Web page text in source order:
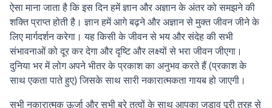
ऐसा माना जाता है कि इस दिन हमें ज्ञान और अज्ञान के अंतर को समझने की
शक्ति प्राप्त होती है। ज्ञान हमें आगे बढ़ने और अज्ञान से मुक्त जीवन जीने के
लिए मार्गदर्शन करेगा। यह किसी के जीवन से भय और संदेह की सभी
संभावनाओं को दूर कर देगा और दृष्टि और लक्ष्यों से भरा जीवन जीएगा।
दुनिया भर में लोग अपने भीतर के प्रकाश का अनुभव करते हैं (प्रकाश के
साथ एकता पाते हुए) जिसके साथ सारी नकारात्मकता गायब हो जाएगी।
सभी नकारात्मक ऊर्जा और सभी बुरे तत्वों के साथ आपका जुड़ाव पूरी तरह से